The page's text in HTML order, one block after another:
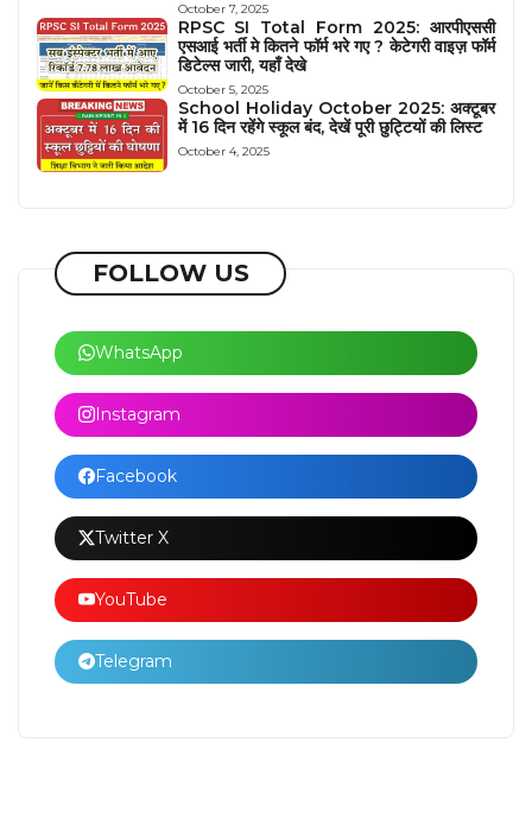
October 7, 2025
RPSC SI Total Form 2025: आरपीएससी
एसआई भर्ती मे कितने फॉर्म भरे गए ? केटेगरी वाइज़ फॉर्म
डिटेल्स जारी, यहाँ देखे
October 5, 2025
School Holiday October 2025: अक्टूबर
में 16 दिन रहेंगे स्कूल बंद, देखें पूरी छुट्टियों की लिस्ट
October 4, 2025
FOLLOW US
WhatsApp
Instagram
Facebook
Twitter X
YouTube
Telegram